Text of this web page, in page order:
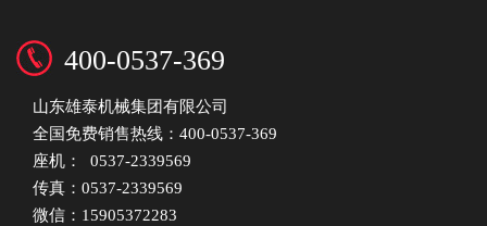
400-0537-369
山东雄泰机械集团有限公司
全国免费销售热线：400-0537-369
座机： 0537-2339569
传真：0537-2339569
微信：15905372283